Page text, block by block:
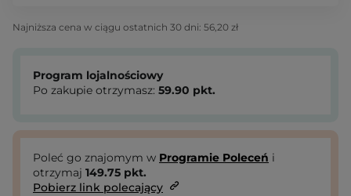
Najniższa cena w ciągu ostatnich 30 dni: 56,20 zł
Program lojalnościowy
Po zakupie otrzymasz: 59.90 pkt.
Poleć go znajomym w Programie Poleceń i
otrzymaj 149.75 pkt.
Pobierz link polecający